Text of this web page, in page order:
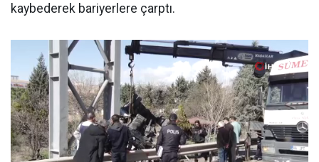
kaybederek bariyerlere çarptı.